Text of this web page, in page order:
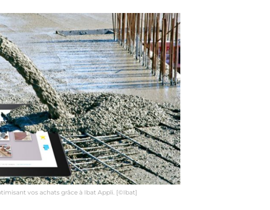
vos achats grâce à Ibat Appli. [©Ibat]